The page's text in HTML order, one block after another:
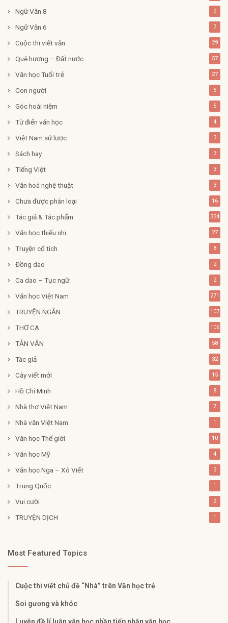
Ngữ Văn 8 9
Ngữ Văn 6 7
Cuộc thi viết văn 29
Quê hương – Đất nước 57
Văn học Tuổi trẻ 27
Con người 6
Góc hoài niệm 5
Từ điển văn học 4
Việt Nam sử lược 3
Sách hay 3
Tiếng Việt 3
Văn hoá nghệ thuật 3
Chưa được phân loại 16
Tác giả & Tác phẩm 334
Văn học thiếu nhi 27
Truyện cổ tích 8
Đồng dao 2
Ca dao – Tục ngữ 2
Văn học Việt Nam 271
TRUYỆN NGẮN 107
THƠ CA 106
TẢN VĂN 58
Tác giả 32
Cây viết mới 15
Hồ Chí Minh 8
Nhà thơ Việt Nam 7
Nhà văn Việt Nam 1
Văn học Thế giới 10
Văn học Mỹ 4
Văn học Nga – Xô Viết 3
Trung Quốc 1
Vui cười 2
TRUYỆN DỊCH 1
Most Featured Topics
Cuộc thi viết chủ đề “Nhà” trên Văn học trẻ
Soi gương và khóc